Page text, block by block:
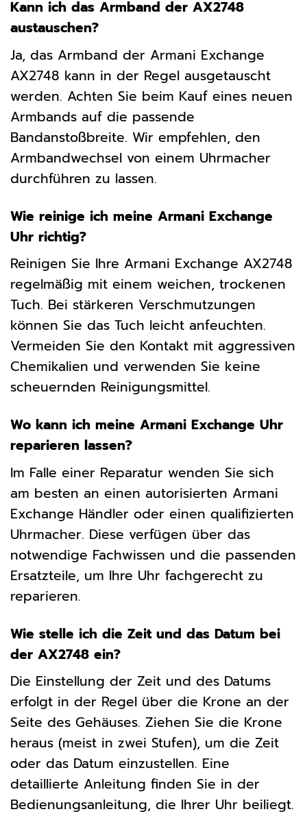
Kann ich das Armband der AX2748
austauschen?
Ja, das Armband der Armani Exchange
AX2748 kann in der Regel ausgetauscht
werden. Achten Sie beim Kauf eines neuen
Armbands auf die passende
Bandanstoßbreite. Wir empfehlen, den
Armbandwechsel von einem Uhrmacher
durchführen zu lassen.
Wie reinige ich meine Armani Exchange
Uhr richtig?
Reinigen Sie Ihre Armani Exchange AX2748
regelmäßig mit einem weichen, trockenen
Tuch. Bei stärkeren Verschmutzungen
können Sie das Tuch leicht anfeuchten.
Vermeiden Sie den Kontakt mit aggressiven
Chemikalien und verwenden Sie keine
scheuernden Reinigungsmittel.
Wo kann ich meine Armani Exchange Uhr
reparieren lassen?
Im Falle einer Reparatur wenden Sie sich
am besten an einen autorisierten Armani
Exchange Händler oder einen qualifizierten
Uhrmacher. Diese verfügen über das
notwendige Fachwissen und die passenden
Ersatzteile, um Ihre Uhr fachgerecht zu
reparieren.
Wie stelle ich die Zeit und das Datum bei
der AX2748 ein?
Die Einstellung der Zeit und des Datums
erfolgt in der Regel über die Krone an der
Seite des Gehäuses. Ziehen Sie die Krone
heraus (meist in zwei Stufen), um die Zeit
oder das Datum einzustellen. Eine
detaillierte Anleitung finden Sie in der
Bedienungsanleitung, die Ihrer Uhr beiliegt.